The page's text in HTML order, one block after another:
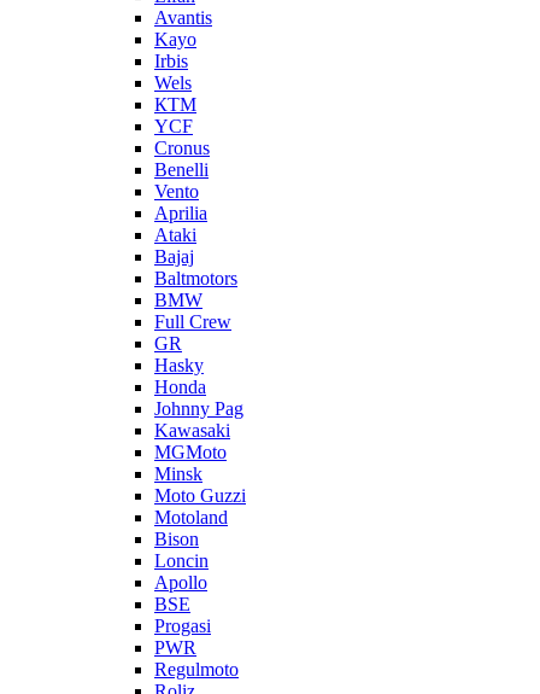
Avantis
Kayo
Irbis
Wels
КТМ
YCF
Cronus
Benelli
Vento
Aprilia
Ataki
Bajaj
Baltmotors
BMW
Full Crew
GR
Hasky
Honda
Johnny Pag
Kawasaki
MGMoto
Minsk
Moto Guzzi
Motoland
Bison
Loncin
Apollo
BSE
Progasi
PWR
Regulmoto